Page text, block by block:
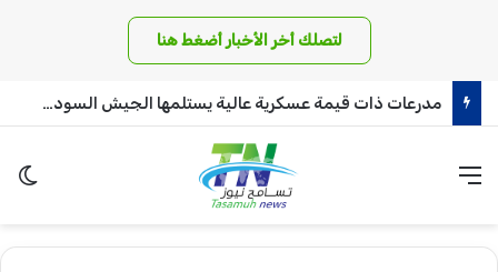
لتصلك أخر الأخبار أضغط هنا
مدرعات ذات قيمة عسكرية عالية يستلمها الجيش السوداني!
القائمة